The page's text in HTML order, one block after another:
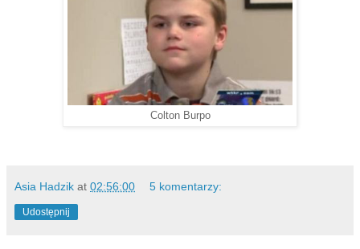
Colton Burpo
Asia Hadzik at 02:56:00 5 komentarzy:
Udostępnij